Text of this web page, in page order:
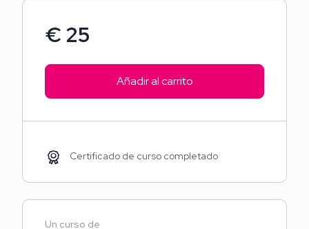
Ahorro de tiempo para Artesan@s:
crear pero te cuesta diseñar patrones exclusivos, este
curso te ahorrará tiempo. Dedícate a lo que
verdaderamente te apasiona:CREAR. Solo imprime,
recorta y dale a cada Dinopeque tu toque personal y
€ 25
Añadir al carrito
Certificado de curso completado
Un curso de